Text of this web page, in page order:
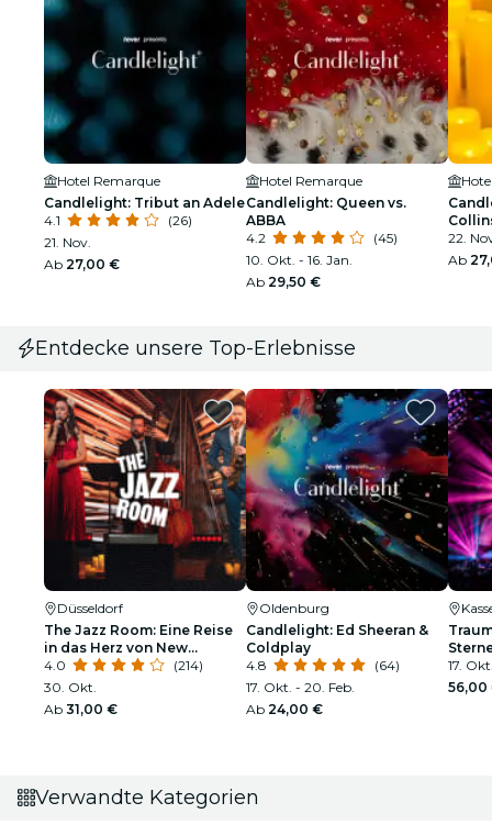
Hotel Remarque
Candlelight: Tribut an Adele
4.1
(26)
21. Nov.
Ab 27,00 €
Hotel Remarque
Candlelight: Queen vs.
ABBA
4.2
(45)
10. Okt. - 16. Jan.
Ab 29,50 €
22.
Ab
Entdecke unsere Top-Erlebnisse
Düsseldorf
The Jazz Room: Eine Reise
in das Herz von New
Orleans
4.0
(214)
30. Okt.
Ab 31,00 €
Oldenburg
Candlelight: Ed Sheeran &
Coldplay
4.8
(64)
17. Okt. - 20. Feb.
Ab 24,00 €
17.
56,00
Verwandte Kategorien